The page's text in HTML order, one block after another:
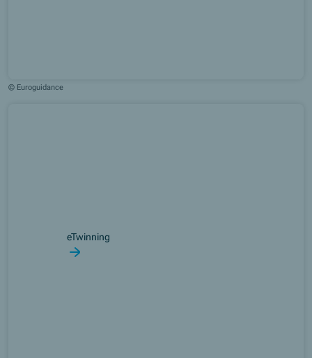
© Euroguidance
eTwinning